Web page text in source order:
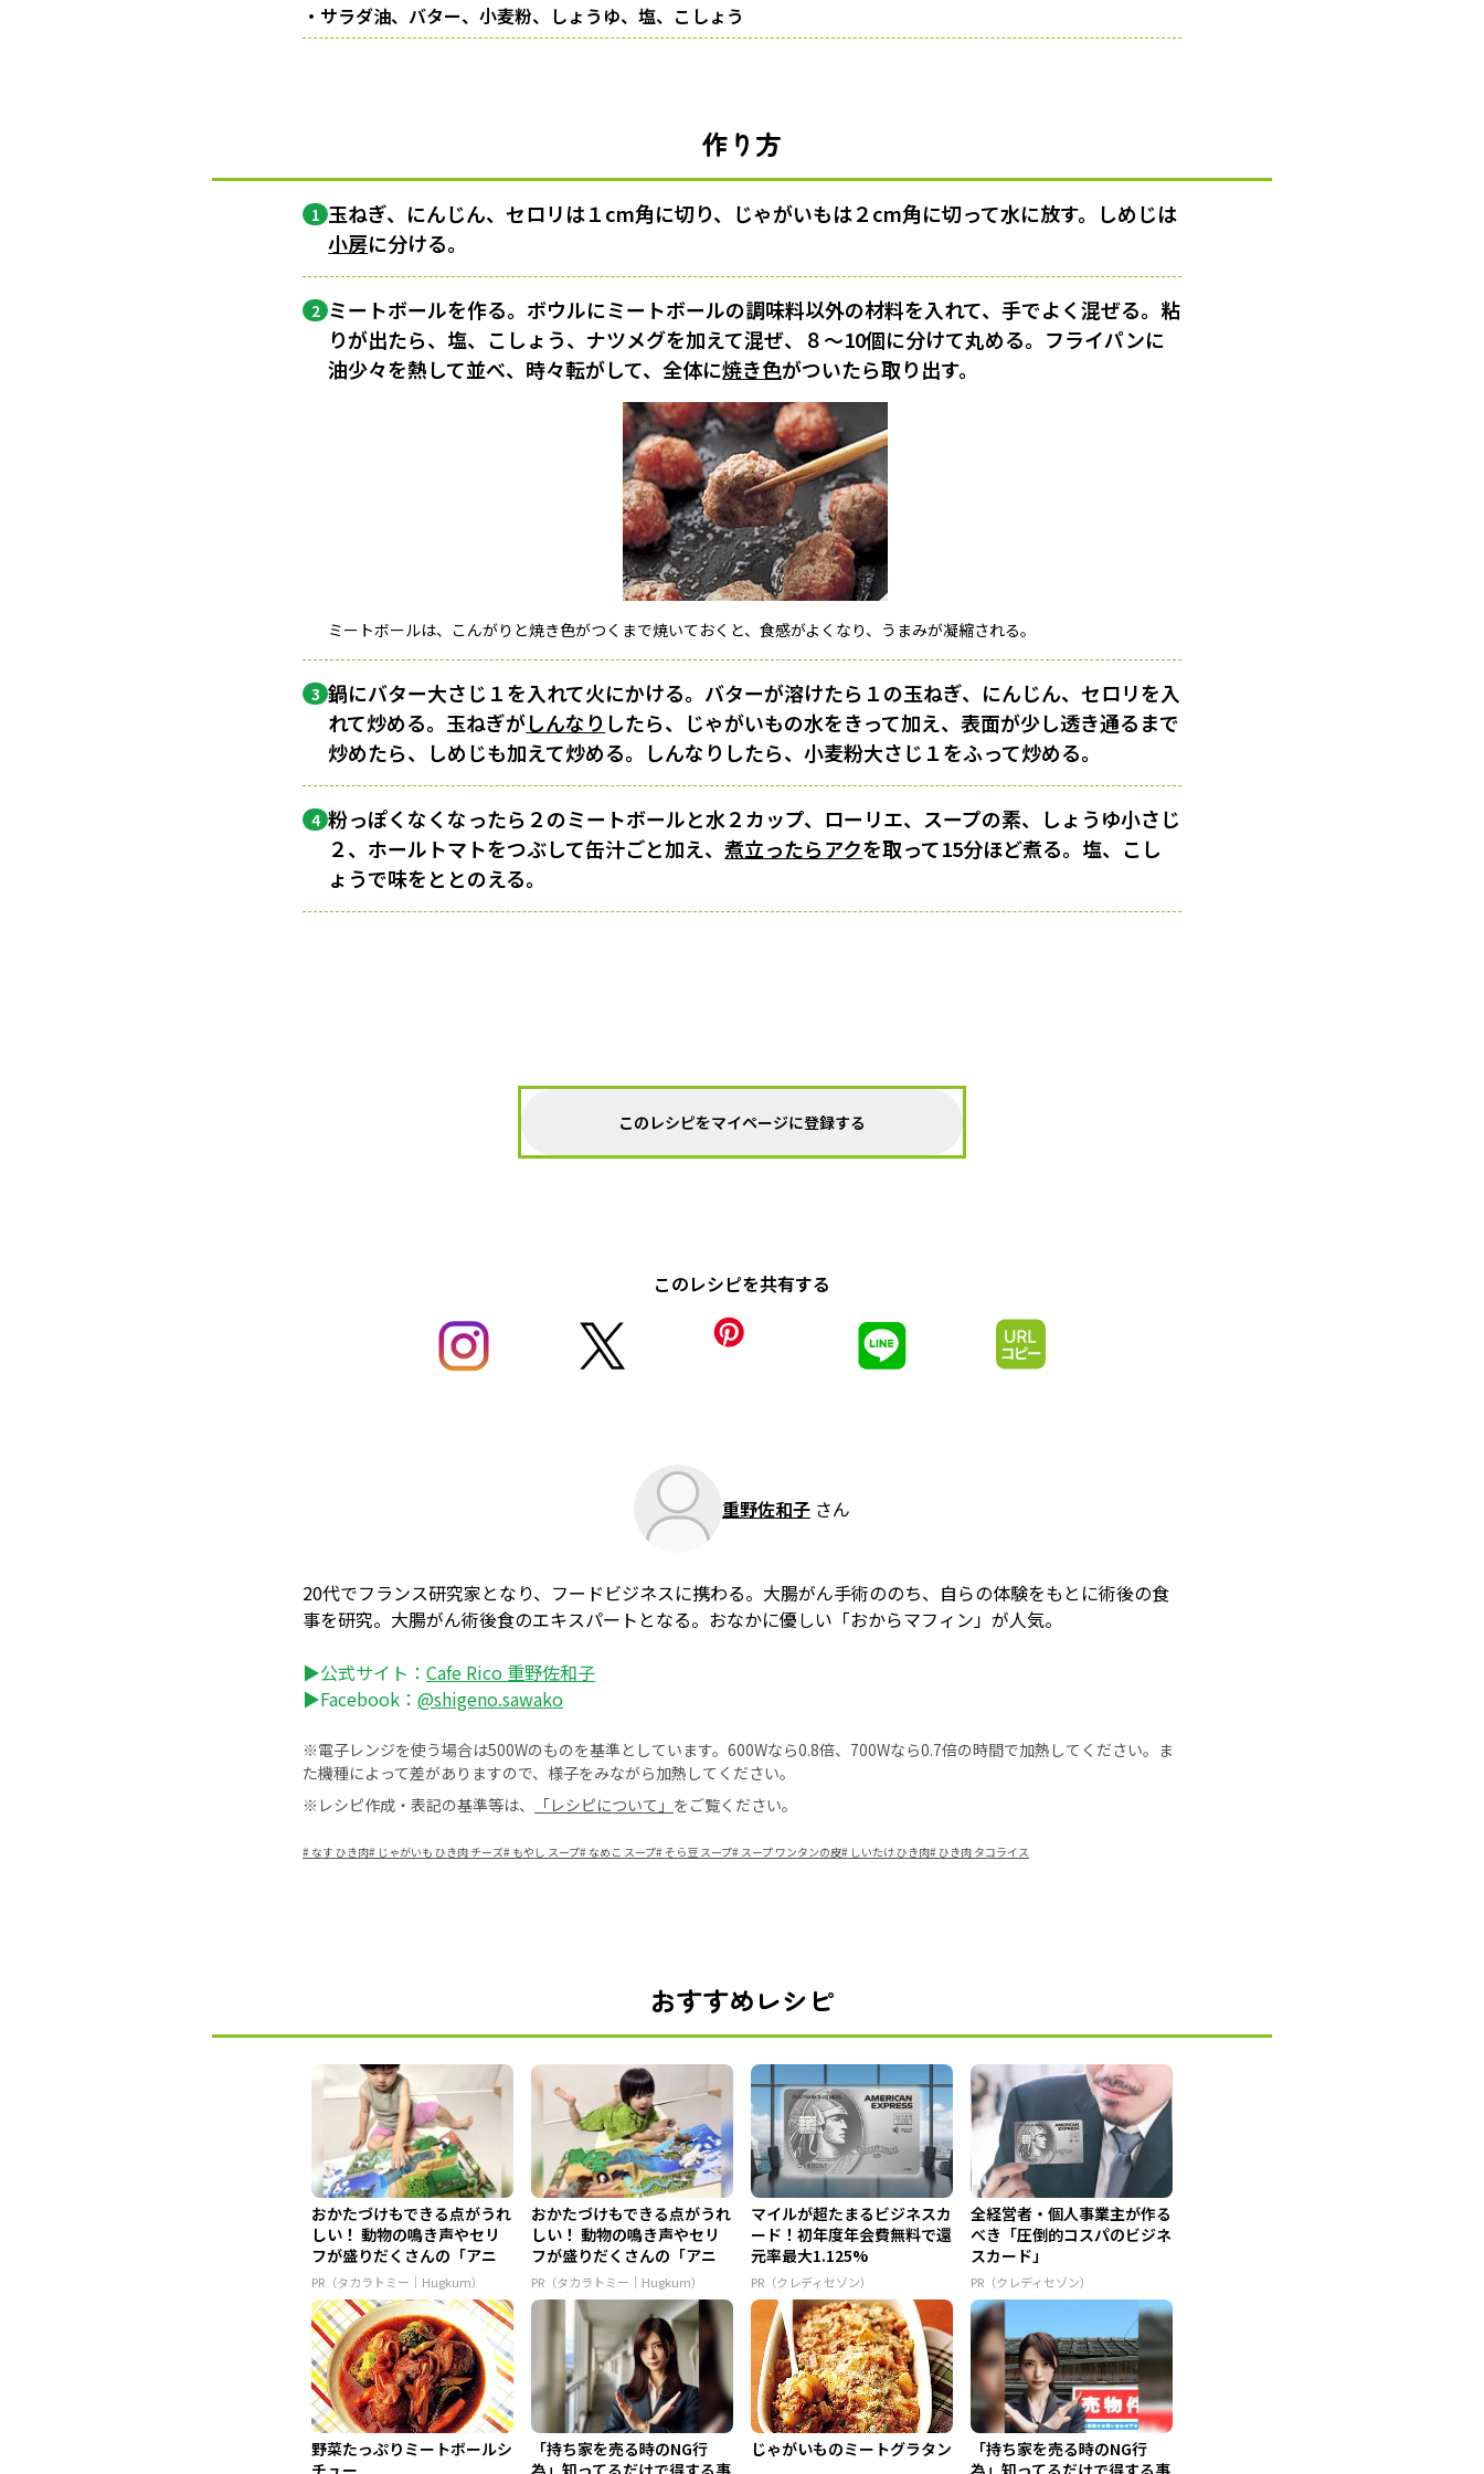
・サラダ油、バター、小麦粉、しょうゆ、塩、こしょう
作り方
1 玉ねぎ、にんじん、セロリは１cm角に切り、じゃがいもは２cm角に切って水に放す。しめじは
小房に分ける。
2 ミートボールを作る。ボウルにミートボールの調味料以外の材料を入れて、手でよく混ぜる。粘
りが出たら、塩、こしょう、ナツメグを加えて混ぜ、８〜10個に分けて丸める。フライパンに
油少々を熱して並べ、時々転がして、全体に焼き色がついたら取り出す。
ミートボールは、こんがりと焼き色がつくまで焼いておくと、食感がよくなり、うまみが凝縮される。
3 鍋にバター大さじ１を入れて火にかける。バターが溶けたら１の玉ねぎ、にんじん、セロリを入
れて炒める。玉ねぎがしんなり したら、じゃがいもの水をきって加え、表面が少し透き通るまで
炒めたら、しめじも加えて炒める。しんなりしたら、小麦粉大さじ１をふって炒める。
4 粉っぽくなくなったら２のミートボールと水２カップ、ローリエ、スープの素、しょうゆ小さじ
２、ホールトマトをつぶして缶汁ごと加え、煮立ったらアクを取って15分ほど煮る。塩、こし
ょうで味をととのえる。
このレシピをマイページに登録する
このレシピを共有する
重野佐和子 さん
20代でフランス研究家となり、フードビジネスに携わる。大腸がん手術ののち、自らの体験をもとに術後の食
事を研究。大腸がん術後食のエキスパートとなる。おなかに優しい「おからマフィン」が人気。
▶公式サイト： Cafe Rico 重野佐和子
▶Facebook： @shigeno.sawako
※電子レンジを使う場合は500Wのものを基準としています。600Wなら0.8倍、700Wなら0.7倍の時間で加熱してください。ま
た機種によって差がありますので、様子をみながら加熱してください。
※レシピ作成・表記の基準等は、
「レシピについて」 をご覧ください。
# なす ひき肉# じゃがいも ひき肉 チーズ# もやし スープ# なめこ スープ#そら豆 スープ# スープ ワンタンの皮# しいたけ ひき肉# ひき肉 タコライス
おすすめレシピ
おかたづけもできる点がうれ
しい！ 動物の鳴き声やセリ
フが盛りだくさんの「アニ
ア ...
PR（タカラトミー｜Hugkum）
おかたづけもできる点がうれ
しい！ 動物の鳴き声やセリ
フが盛りだくさんの「アニ
ア ...
PR（タカラトミー｜Hugkum）
マイルが超たまるビジネスカ
ード！初年度年会費無料で還
元率最大1.125%
PR（クレディセゾン）
全経営者・個人事業主が作る
べき「圧倒的コスパのビジネ
スカード」
PR（クレディセゾン）
野菜たっぷりミートボールシ
「持ち家を売る時のNG行
じゃがいものミートグラタン
「持ち家を売る時のNG行